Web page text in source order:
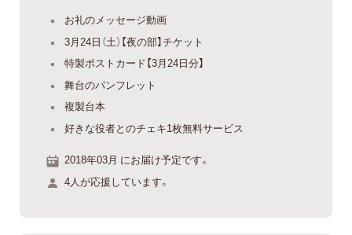
お礼のメッセージ動画
3月24日（土）【夜の部】チケット
特製ポストカード【3月24日分】
舞台のパンフレット
複製台本
好きな役者とのチェキ1枚無料サービス
2018年03月 にお届け予定です。
4人が応援しています。